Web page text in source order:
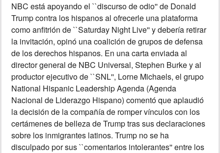
INSÓLITAS
MULTIMEDIA
IMPRESO
NBC está apoyando el ``discurso de odio'' de Donald
Trump contra los hispanos al ofrecerle una plataforma
como anfitrión de ``Saturday Night Live'' y debería retirar
la invitación, opinó una coalición de grupos de defensa
de los derechos hispanos. En una carta enviada al
director general de NBC Universal, Stephen Burke y al
productor ejecutivo de ``SNL'', Lorne Michaels, el grupo
National Hispanic Leadership Agenda (Agenda
Nacional de Liderazgo Hispano) comentó que aplaudió
la decisión de la compañía de romper vínculos con los
certámenes de belleza de Trump tras sus declaraciones
sobre los inmigrantes latinos. Trump no se ha
disculpado por sus ``comentarios intolerantes'' entre los